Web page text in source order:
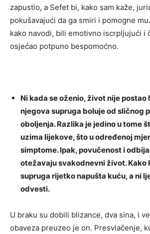
zapustio, a Sefet bi, kako sam kaže,
pokušavajući da ga smiri i pomogne
kako navodi, bili emotivno iscrpljujući i
osjećao potpuno bespomoćno.
Ni kada se oženio, život nije postao
njegova supruga boluje od sličnog
oboljenja. Razlika je jedino u tome
uzima lijekove, što u određenoj
simptome. Ipak, povučenost i
otežavaju svakodnevni život. Kako
supruga rijetko napušta kuću, a ni
odvesti.
U braku su dobili blizance, dva sina, i
obaveza preuzeo je on. Presvlačenje,